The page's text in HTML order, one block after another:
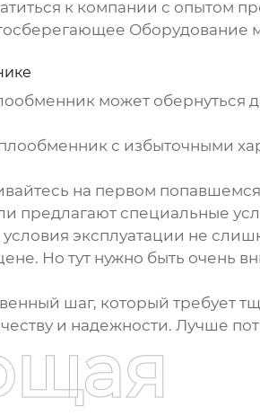
к компании с опытом
Оборудование
может обернуться
с избыточными
на первом
предлагают специальные
условия эксплуатации не
Но тут нужно быть очень
шаг, который требует
и надежности. Лучше